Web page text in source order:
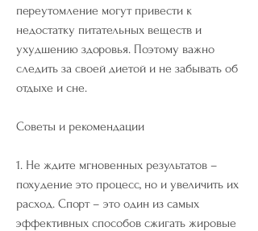
переутомление могут привести к
недостатку питательных веществ и
ухудшению здоровья. Поэтому важно
следить за своей диетой и не забывать об
отдыхе и сне.
Советы и рекомендации
1. Не ждите мгновенных результатов –
похудение это процесс, но и увеличить их
расход. Спорт – это один из самых
эффективных способов сжигать жировые